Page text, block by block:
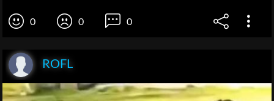
0 0 0
ROFL